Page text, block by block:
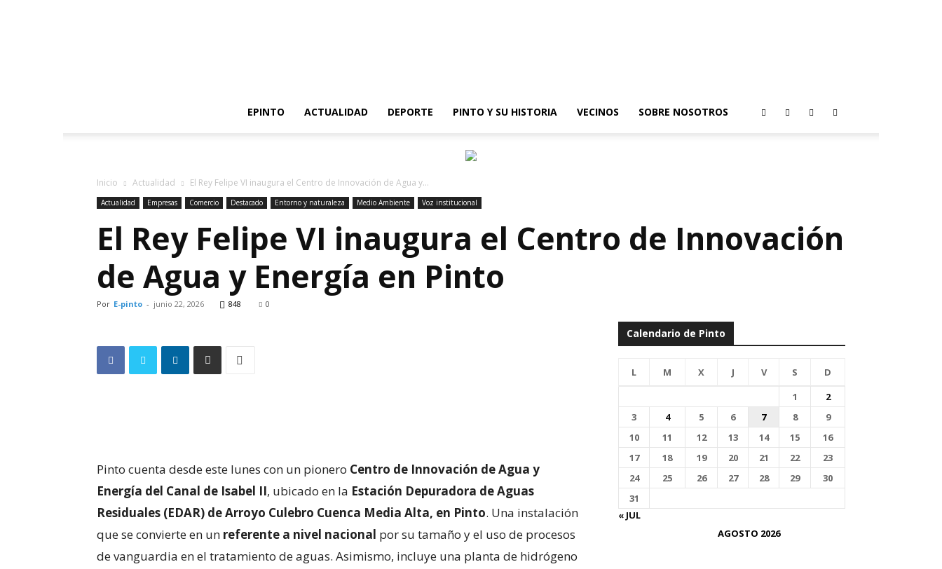
EPINTO
ACTUALIDAD DEPORTE PINTO Y SU HISTORIA VECINOS SOBRE NOSOTROS
Inicio Actualidad El Rey Felipe VI inaugura el Centro de Innovación de Agua y...
Actualidad Empresas Comercio Destacado Entorno y naturaleza Medio Ambiente Voz institucional
El Rey Felipe VI inaugura el Centro de Innovación
de Agua y Energía en Pinto
Por E-pinto - junio 22, 2026 848 0
Pinto cuenta desde este lunes con un pionero Centro de Innovación de Agua y
Energía del Canal de Isabel II, ubicado en la Estación Depuradora de Aguas
Residuales (EDAR) de Arroyo Culebro Cuenca Media Alta, en Pinto. Una instalación
que se convierte en un referente a nivel nacional por su tamaño y el uso de procesos
de vanguardia en el tratamiento de aguas. Asimismo, incluye una planta de hidrógeno
Calendario de Pinto
AGOSTO 2026
L M X J V S
D
1
2
3
4 5 6 7 8
9
10
11 12 13 14 15
16
17
18 19 20 21 22
23
24
25 26 27 28 29
30
31
« JUL